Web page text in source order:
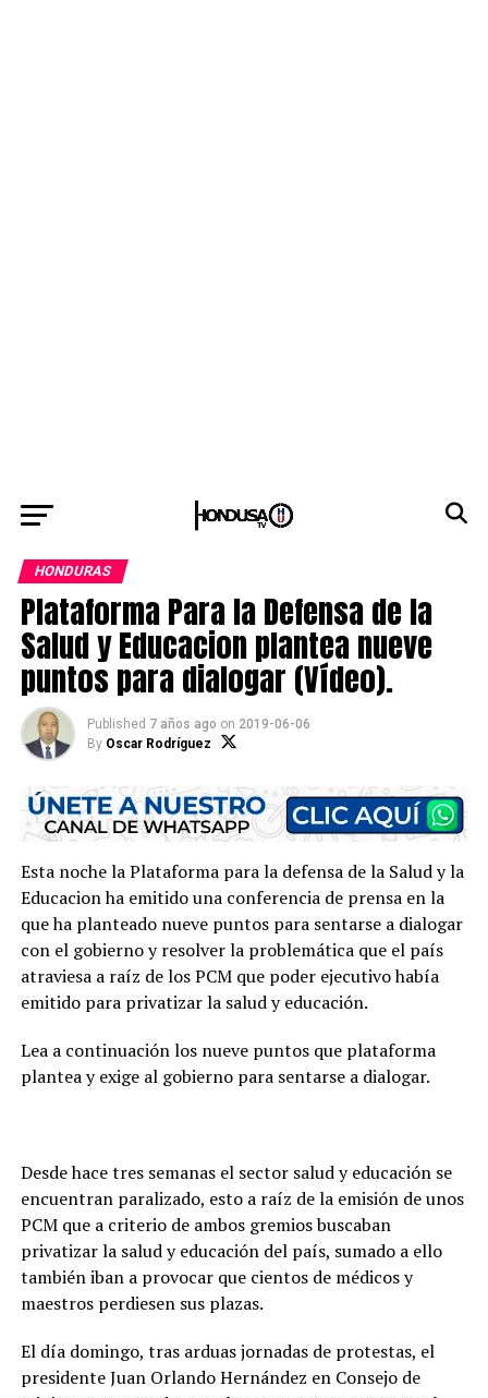
HONDURAS
Plataforma Para la Defensa de la
Salud y Educacion plantea nueve
puntos para dialogar (Vídeo).
Published 7 años ago on 2019-06-06
By Oscar Rodríguez
Esta noche la Plataforma para la defensa de la Salud y la
Educacion ha emitido una conferencia de prensa en la
que ha planteado nueve puntos para sentarse a dialogar
con el gobierno y resolver la problemática que el país
atraviesa a raíz de los PCM que poder ejecutivo había
emitido para privatizar la salud y educación.
Lea a continuación los nueve puntos que plataforma
plantea y exige al gobierno para sentarse a dialogar.
Desde hace tres semanas el sector salud y educación se
encuentran paralizado, esto a raíz de la emisión de unos
PCM que a criterio de ambos gremios buscaban
privatizar la salud y educación del país, sumado a ello
también iban a provocar que cientos de médicos y
maestros perdiesen sus plazas.
El día domingo, tras arduas jornadas de protestas, el
presidente Juan Orlando Hernández en Consejo de